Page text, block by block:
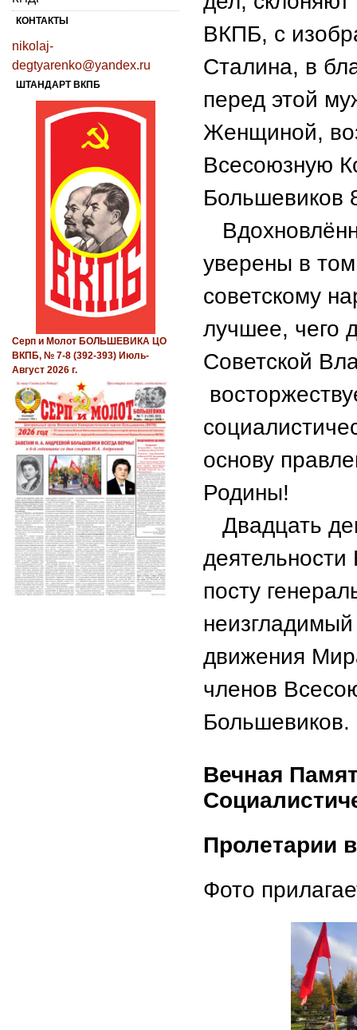
ВКПБ, с
Сталина, в
перед этой
Женщиной,
Всесоюзную
Большевиков
уверены в
советскому
лучшее, чего
Советской
основу
Родины!
Двадцать
посту
движения
членов
Большевиков.
Вечная
Пролетарии
Фото
КОНТАКТЫ
nikolaj-
degtyarenko@yandex.ru
ШТАНДАРТ ВКПБ
Серп и Молот БОЛЬШЕВИКА ЦО
ВКПБ, № 7-8 (392-393) Июль-
Август 2026 г.